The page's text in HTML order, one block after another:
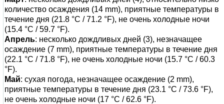
количество осаждения (14 mm), приятные температуры в
течение дня (21.8 °C / 71.2 °F), не очень холодные ночи
(15.4 °C / 59.7 °F).
Апрель: несколько дождливых дней (3), незначащее
осаждение (7 mm), приятные температуры в течение дня
(22.1 °C / 71.8 °F), не очень холодные ночи (15.7 °C / 60.3
°F).
Май: сухая погода, незначащее осаждение (2 mm),
приятные температуры в течение дня (23.1 °C / 73.6 °F),
не очень холодные ночи (17 °C / 62.6 °F).